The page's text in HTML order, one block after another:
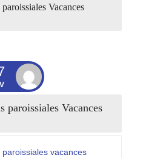
Vacances
paroissiales Vacances
vacances